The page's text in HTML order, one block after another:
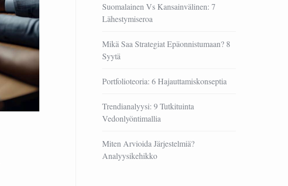
Suomalainen Vs Kansainvälinen: 7
Lähestymiseroa
Mikä Saa Strategiat Epäonnistumaan? 8
Syytä
Portfolioteoria: 6 Hajauttamiskonseptia
Trendianalyysi: 9 Tutkituinta
Vedonlyöntimallia
Miten Arvioida Järjestelmiä?
Analyysikehikko